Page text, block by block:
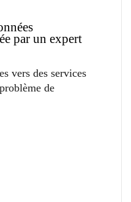
par un expert
vers des services
de